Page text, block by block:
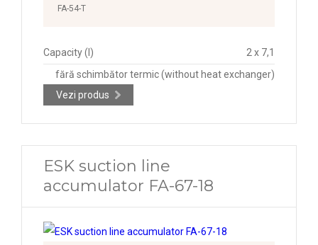
FA-54-T
Capacity (l)
2 x 7,1
fără schimbător termic (without heat exchanger)
Vezi produs
ESK suction line
accumulator FA-67-18